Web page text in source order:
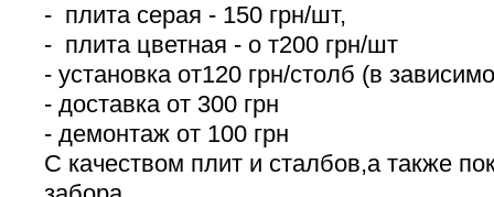
- плита серая - 150 грн/шт,
- плита цветная - о т200 грн/шт
- установка от120 грн/столб (в
- доставка от 300 грн
- демонтаж от 100 грн
С качеством плит и сталбов,а также